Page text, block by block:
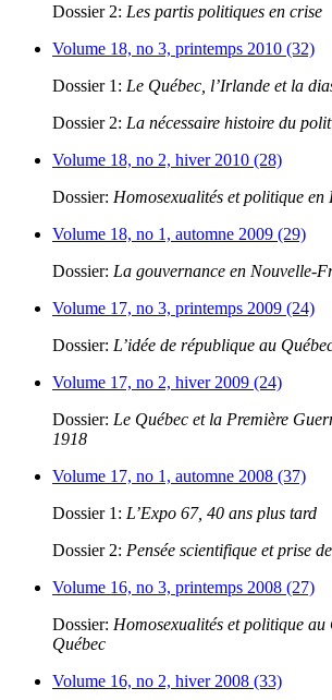
Dossier 2: Les partis politiques en crise
Volume 18, no 3, printemps 2010 (32)
Dossier 1: Le Québec, l’Irlande et la
Dossier 2: La nécessaire histoire du
Volume 18, no 2, hiver 2010 (28)
Dossier: Homosexualités et politique en
Volume 18, no 1, automne 2009 (29)
Dossier: La gouvernance en Nouvelle-
Volume 17, no 3, printemps 2009 (24)
Dossier: L’idée de république au
Volume 17, no 2, hiver 2009 (24)
Dossier: Le Québec et la Première
1918
Volume 17, no 1, automne 2008 (37)
Dossier 1: L’Expo 67, 40 ans plus tard
Dossier 2: Pensée scientifique et prise
Volume 16, no 3, printemps 2008 (27)
Dossier: Homosexualités et politique au
Québec
Volume 16, no 2, hiver 2008 (33)